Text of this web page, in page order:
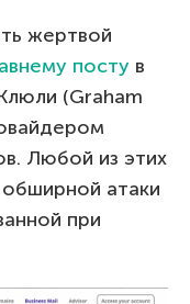
жертвой
посту в
(Graham
Любой из этих
атаки
при